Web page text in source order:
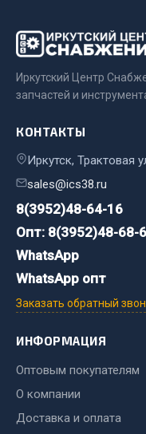
Система выпуска газа
Система охлаждения
Сцепление
Тормозная система
Весь раздел
Запчасти ЯМЗ
Двигатель
Система питания
Система охлаждения
Коробка передач
Тормозная система
Иркутский Центр
запчастей и
КОНТАКТЫ
Иркутск, Трактовая
sales@ics38.ru
8(3952)48-64-16
Опт: 8(3952)48-68-
WhatsApp
WhatsApp опт
Заказать обратный
ИНФОРМАЦИЯ
Оптовым покупателям
О компании
Доставка и оплата